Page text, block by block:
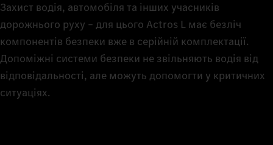
Захист водія, автомобіля та інших учасників
дорожнього руху – для цього Actros L має безліч
компонентів безпеки вже в серійній комплектації.
Допоміжні системи безпеки не звільняють водія від
відповідальності, але можуть допомогти у критичних
ситуаціях.